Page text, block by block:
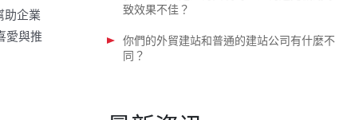
助企業
愛與推
致效果不佳？
你們的外貿建站和普通的建站公司有什麼不
同？